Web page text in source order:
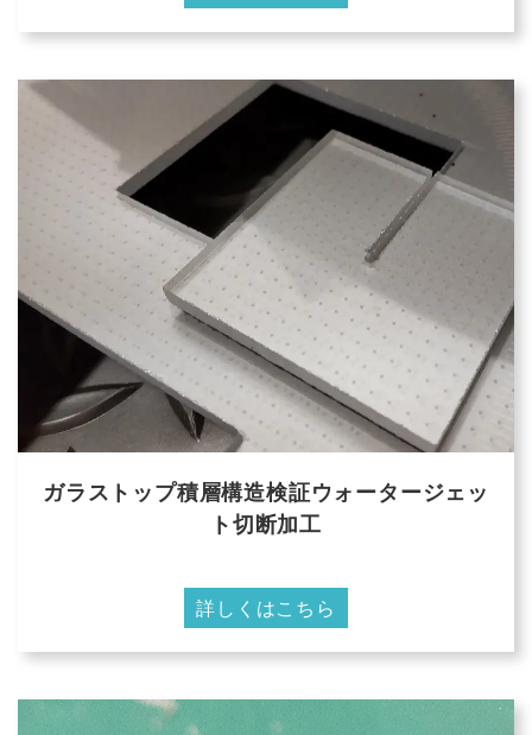
ガラストップ積層構造検証ウォータージェッ
ト切断加工
詳しくはこちら